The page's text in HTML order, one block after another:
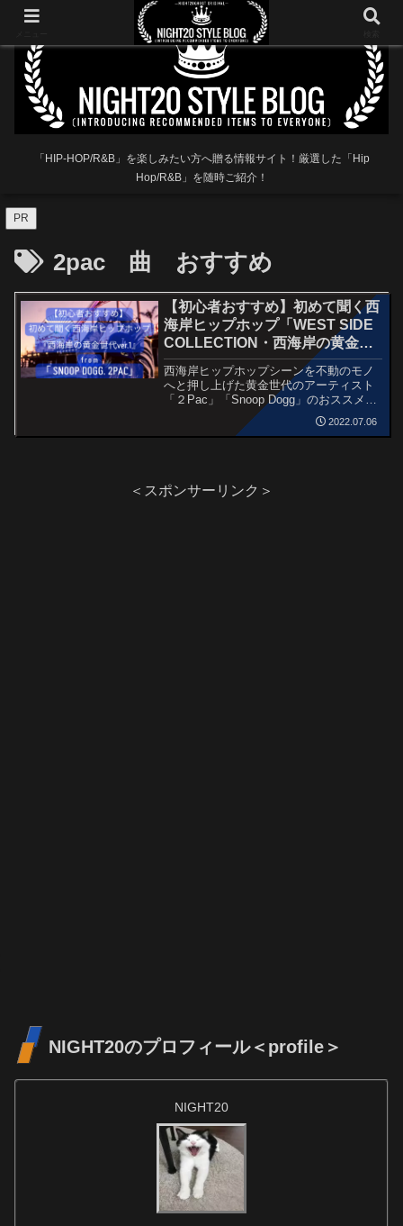
「HIP-HOP/R&B」を楽しみたい方へ贈る情報サイト！厳選した「Hip
Hop/R&B」を随時ご紹介！
PR
2pac 曲 おすすめ
【初心者おすすめ】初めて聞く西
海岸ヒップホップ「WEST SIDE
COLLECTION・西海岸の黄金世
代ver.1」
西海岸ヒップホップシーンを不動のモノ
へと押し上げた黄金世代のアーティスト
「２Pac」「Snoop Dogg」のおススメ楽
曲をそれぞれをご紹介いたします。
2022.07.06
＜スポンサーリンク＞
NIGHT20のプロフィール＜profile＞
NIGHT20